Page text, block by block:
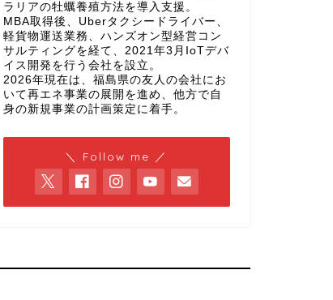
ラリアの牡蠣養殖方法を導入支援。
MBA取得後、Uberタクシードライバー、
軽貨物運送業務、ハンズオン型経営コン
サルティングを経て、2021年3月IoTデバ
イス開発を行う会社を設立。
2026年現在は、福島県の友人の会社にお
いて再エネ事業の展開を進め、他方で自
身の新規事業の計画策定に着手。
＼ Follow me ／